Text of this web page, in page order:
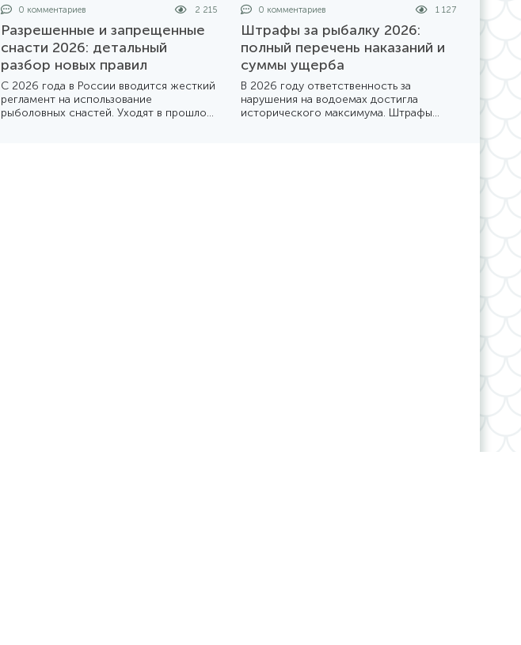
0 комментариев 2 215
Разрешенные и запрещенные
снасти 2026: детальный
разбор новых правил
С 2026 года в России вводится жесткий
регламент на использование
рыболовных снастей. Уходят в прошлое
0 комментариев 1 127
Штрафы за рыбалку 2026:
полный перечень наказаний и
суммы ущерба
В 2026 году ответственность за
нарушения на водоемах достигла
исторического максимума. Штрафы